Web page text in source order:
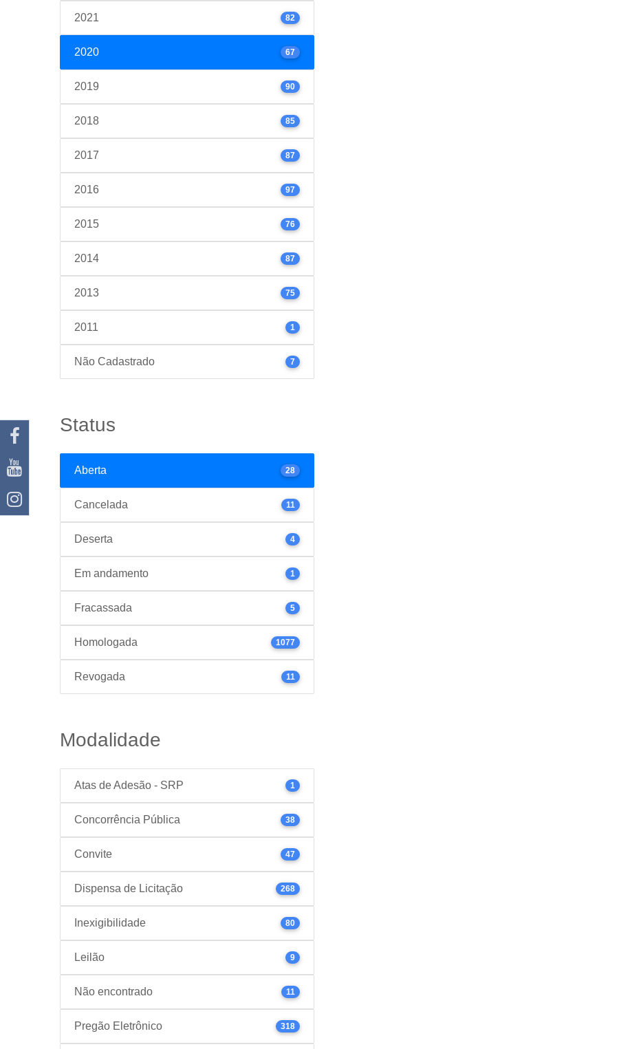
2021 82
2020 67
2019 90
2018 85
2017 87
2016 97
2015 76
2014 87
2013 75
2011 1
Não Cadastrado 7
Status
Aberta 28
Cancelada 11
Deserta 4
Em andamento 1
Fracassada 5
Homologada 1077
Revogada 11
Modalidade
Atas de Adesão - SRP 1
Concorrência Pública 38
Convite 47
Dispensa de Licitação 268
Inexigibilidade 80
Leilão 9
Não encontrado 11
Pregão Eletrônico 318